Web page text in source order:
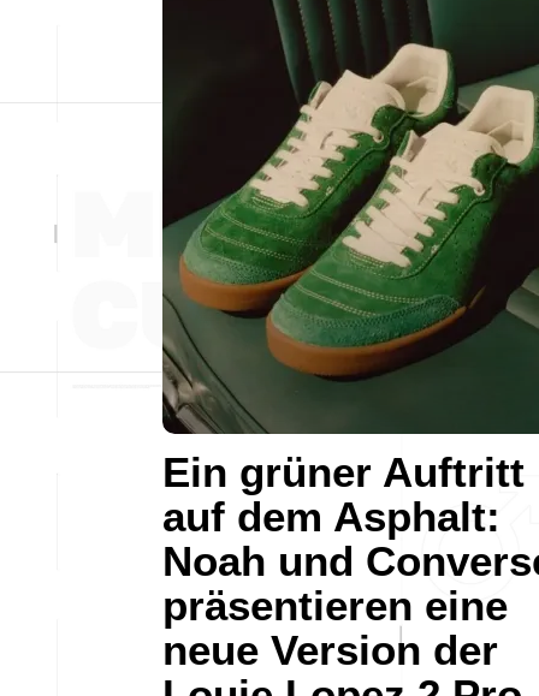
Ein grüner Auftritt
auf dem Asphalt:
Noah und
präsentieren eine
neue Version der